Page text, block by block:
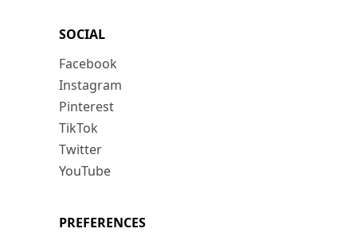
SOCIAL
Facebook
Instagram
Pinterest
TikTok
Twitter
YouTube
PREFERENCES